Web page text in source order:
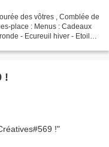
des vôtres , Comblée de
place : Menus : Cadeaux
- Ecureuil hiver - Etoiles
!